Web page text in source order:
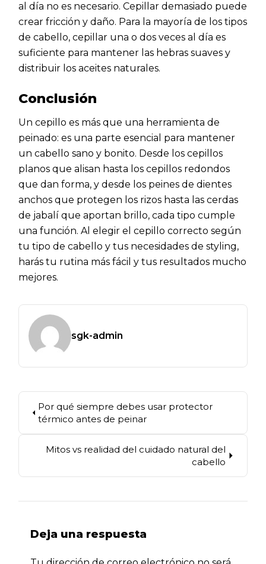
al día no es necesario. Cepillar demasiado puede
crear fricción y daño. Para la mayoría de los tipos
de cabello, cepillar una o dos veces al día es
suficiente para mantener las hebras suaves y
distribuir los aceites naturales.
Conclusión
Un cepillo es más que una herramienta de
peinado: es una parte esencial para mantener
un cabello sano y bonito. Desde los cepillos
planos que alisan hasta los cepillos redondos
que dan forma, y desde los peines de dientes
anchos que protegen los rizos hasta las cerdas
de jabalí que aportan brillo, cada tipo cumple
una función. Al elegir el cepillo correcto según
tu tipo de cabello y tus necesidades de styling,
harás tu rutina más fácil y tus resultados mucho
mejores.
sgk-admin
Por qué siempre debes usar protector
térmico antes de peinar
Mitos vs realidad del cuidado natural del
cabello
Deja una respuesta